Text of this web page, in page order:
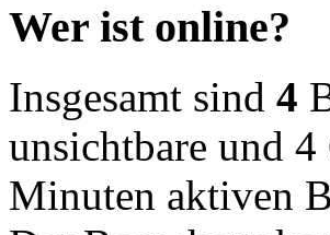
Wer ist online?
Insgesamt sind 4
unsichtbare und
Minuten aktiven